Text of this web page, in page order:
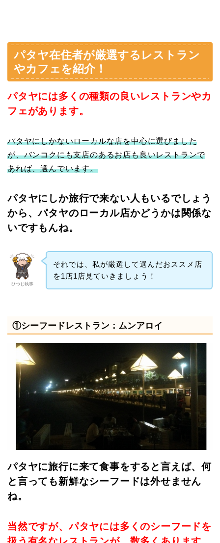
パタヤ在住者が厳選するレストラン
やカフェを紹介！
パタヤには多くの種類の良いレストランやカ
フェがあります。
パタヤにしかないローカルな店を中心に選びました
が、バンコクにも支店のあるお店も良いレストランで
あれば、選んでいます。
パタヤにしか旅行で来ない人もいるでしょう
から、パタヤのローカル店かどうかは関係な
いですもんね。
ひつじ執事
それでは、私が厳選して選んだおススメ店
を1店1店見ていきましょう！
①シーフードレストラン：ムンアロイ
パタヤに旅行に来て食事をすると言えば、何
と言っても新鮮なシーフードは外せません
ね。
当然ですが、パタヤには多くのシーフードを
扱う有名なレストランが、数多くあります。